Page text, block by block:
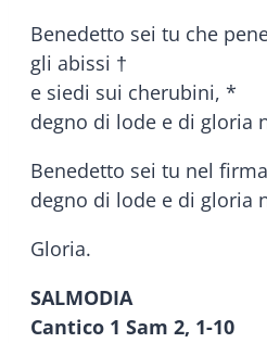
Benedetto sei tu che
gli abissi †
e siedi sui cherubini, *
degno di lode e di gloria
Benedetto sei tu nel
degno di lode e di gloria
Gloria.
SALMODIA
Cantico 1 Sam 2, 1-10